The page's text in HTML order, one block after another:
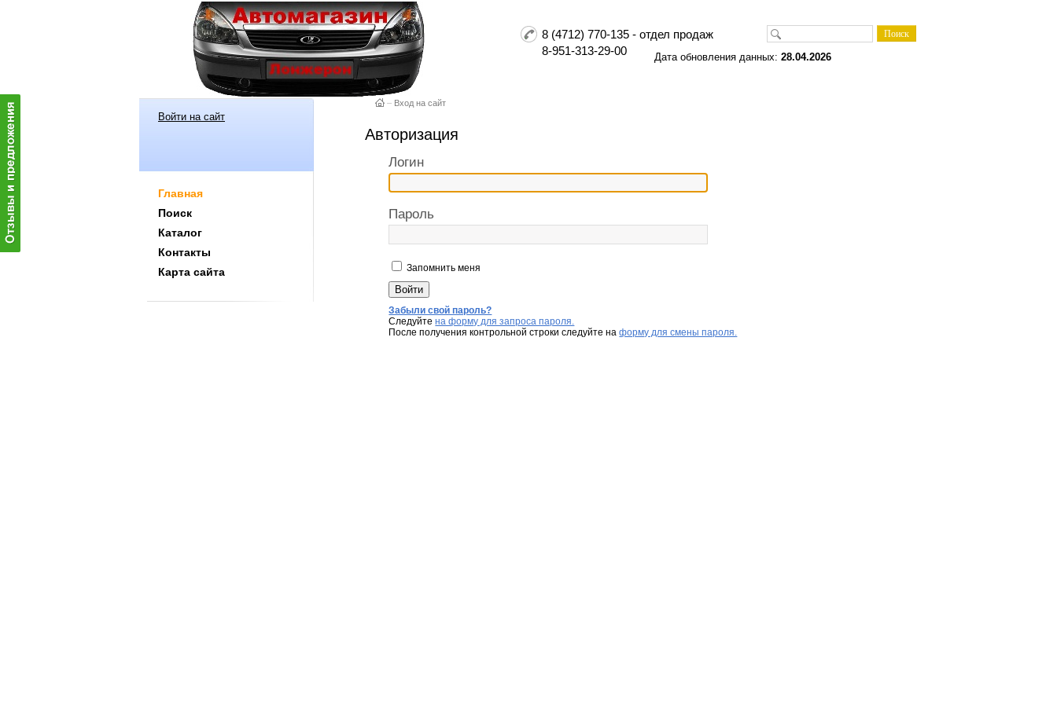
8 (4712) 770-135 - отдел продаж
8-951-313-29-00
Дата обновления данных: 28.04.2026
Войти на сайт
Главная
Поиск
Каталог
Контакты
Карта сайта
– Вход на сайт
Авторизация
Логин
Пароль
Запомнить меня
Забыли свой пароль?
Следуйтена форму для запроса пароля.
После получения контрольной строки следуйте наформу для смены пароля.